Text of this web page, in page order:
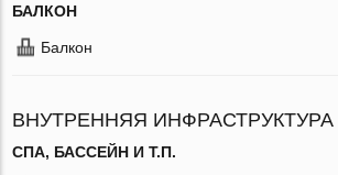
БАЛКОН
Балкон
ВНУТРЕННЯЯ ИНФРАСТРУКТУРА
СПА, БАССЕЙН И Т.П.